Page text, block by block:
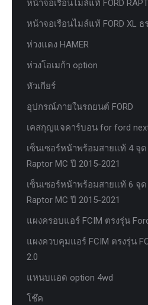
หน้าจอเรือนไมล์แท้ FORD
หน้าจอเรือนไมล์แท้ FORD XL ธ
ห่วงแดง HAMER
ห่วงโอเมก้า option
หัวเกียร์
อุปกรณ์ภายในรถยนต์ FORD
เคสกุญแจคาร์บอน for ford
เซ็นเซอร์หน้าพร้อมสายแท้ 4 จุด
Raptor MC ปี 2015-2021
เซ็นเซอร์หน้าพร้อมสายแท้ 6 จุด
Raptor MC ปี 2015-2021
แผงครอบแอร์ FCIM ตรงรุ่น
แผงควบคุมแอร์ FCIM ตรงรุ่น
2.0
แหนบแอด option 4wd
โช๊ค